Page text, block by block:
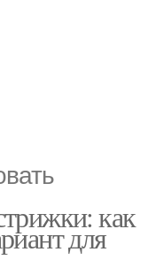
как
для